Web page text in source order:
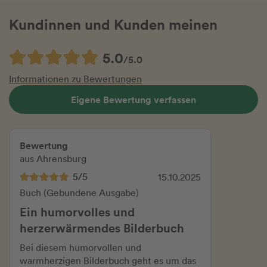
Kundinnen und Kunden meinen
5.0/5.0
Informationen zu Bewertungen
Eigene Bewertung verfassen
Bewertung
aus Ahrensburg
5/5
15.10.2025
Buch (Gebundene Ausgabe)
Ein humorvolles und
herzerwärmendes Bilderbuch
Bei diesem humorvollen und
warmherzigen Bilderbuch geht es um das